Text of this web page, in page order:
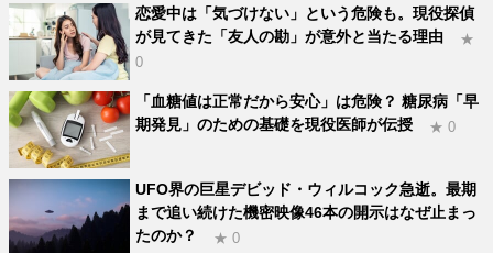
恋愛中は「気づけない」という危険も。現役探偵
が見てきた「友人の勘」が意外と当たる理由
★
0
「血糖値は正常だから安心」は危険？ 糖尿病「早
期発見」のための基礎を現役医師が伝授
★ 0
UFO界の巨星デビッド・ウィルコック急逝。最期
まで追い続けた機密映像46本の開示はなぜ止まっ
たのか？
★ 0